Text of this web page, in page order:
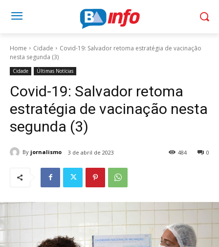
Home Cidade
Covid-19: Salvador retoma estratégia de vacinação
nesta segunda (3)
Cidade Últimas Notícias
Covid-19: Salvador retoma
estratégia de vacinação nesta
segunda (3)
By jornalismo 3 de abril de 2023 0
484